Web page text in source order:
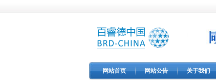
网站首页 网站公告 关于我们